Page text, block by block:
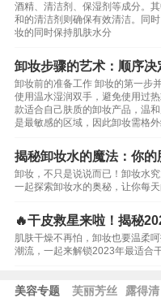
酒精、清洁剂、保湿剂等成分。
和的清洁剂则确保有效清洁。同
妆的同时保持肌肤水分
卸妆步骤的艺术：顺序决
卸妆前的准备工作 卸妆的第一步
使用温水湿润双手，避免使用过
款适合自己肤质的卸妆产品，温
是最敏感的区域，因此卸妆需格
揭秘卸妆水的魔法：你的
卸妆，不只是说说而已！卸妆水
一起探索卸妆水的奥秘，让你每
🔥干皮救星来啦！揭秘
肌肤干燥不再怕，卸妆也要温柔
潮流，一起来解锁2023年最适合
美容专题 芙丽芳丝 露得清